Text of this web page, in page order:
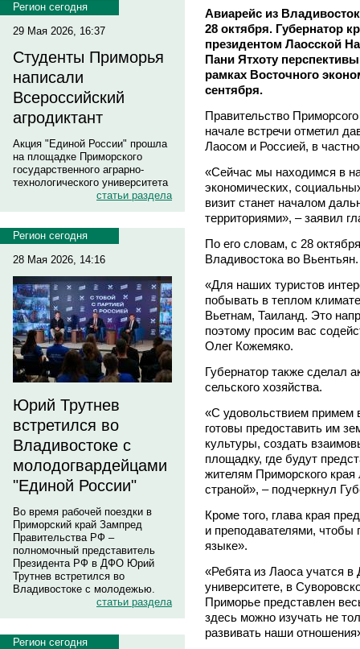
Регион сегодня
29 Мая 2026, 16:37
Студенты Приморья
написали
Всероссийский
агродиктант
Акция "Единой России" прошла
на площадке Приморского
государственного аграрно-
технологического университета
статьи раздела
Регион сегодня
28 Мая 2026, 14:16
Юрий Трутнев
встретился во
Владивостоке с
молодогвардейцами
"Единой России"
Во время рабочей поездки в
Приморский край Зампред
Правительства РФ –
полномочный представитель
Президента РФ в ДФО Юрий
Трутнев встретился во
Владивостоке с молодежью.
статьи раздела
Регион сегодня
Авиарейс из
28 октября. Губернатор
президентом Лаосской
Пани Ятхоту
рамках Восточного
сентября.
Правительство
начале встречи отметил
Лаосом и Россией, в
«Сейчас мы находимся в
экономических,
визит станет началом
территориями», – заявил
По его словам, с 28
Владивостока во Вьентьян.
«Для наших туристов
побывать в теплом
Вьетнам, Таиланд. Это
поэтому просим вас
Олег Кожемяко.
Губернатор также сделал
сельского хозяйства.
«С удовольствием примем
готовы предоставить им
культуры, создать
площадку, где будут
жителям Приморского
страной», – подчеркнул
Кроме того, глава края
и преподавателями, чтобы
языке».
«Ребята из Лаоса учатся
университете, в
Приморье представлен
здесь можно изучать не
развивать наши